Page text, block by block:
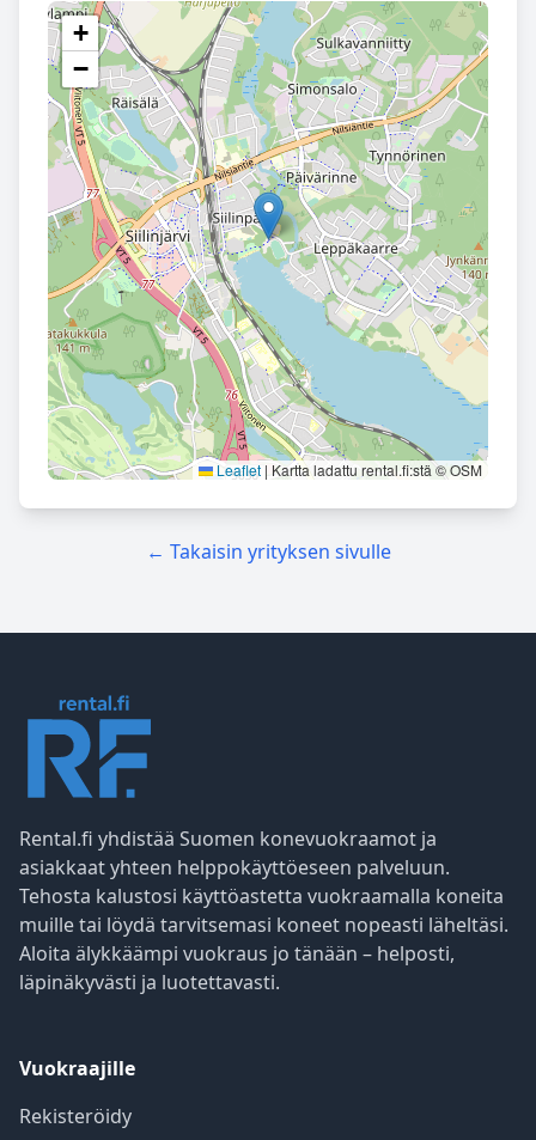
+
−
Leaflet | Kartta ladattu rental.fi:stä © OSM
← Takaisin yrityksen sivulle
Rental.fi yhdistää Suomen konevuokraamot ja
asiakkaat yhteen helppokäyttöeseen palveluun.
Tehosta kalustosi käyttöastetta vuokraamalla koneita
muille tai löydä tarvitsemasi koneet nopeasti läheltäsi.
Aloita älykkäämpi vuokraus jo tänään – helposti,
läpinäkyvästi ja luotettavasti.
Vuokraajille
Rekisteröidy